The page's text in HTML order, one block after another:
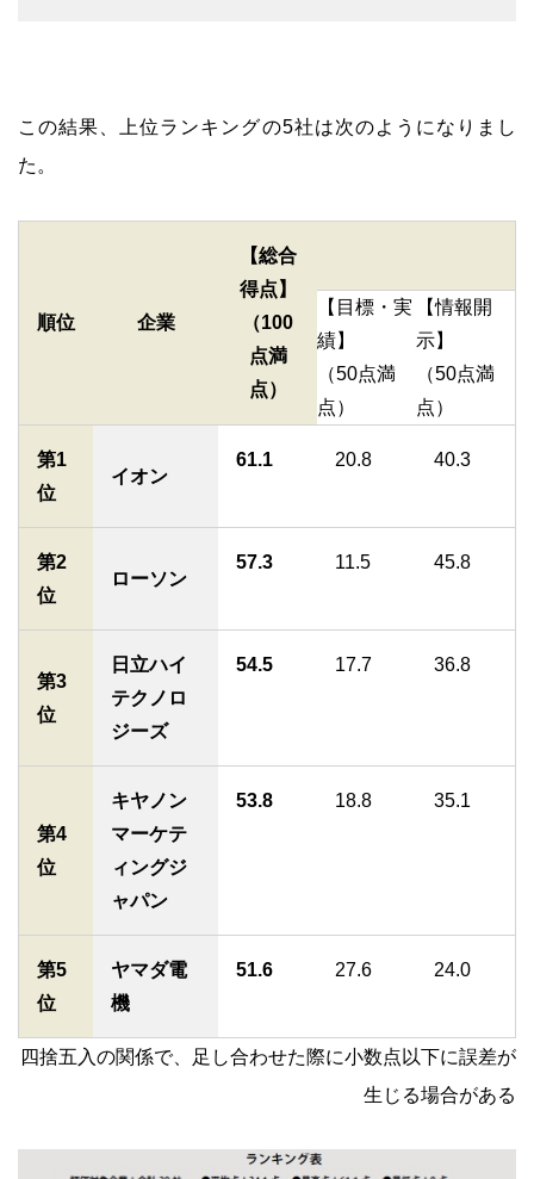
この結果、上位ランキングの5社は次のようになりまし
た。
順位 企業
【総合
得点】
（100
点満
点）
【目標・実
績】
（50点満
点）
【情報開
示】
（50点満
点）
第1
位
イオン
61.1 20.8 40.3
第2
位
ローソン
57.3 11.5 45.8
第3
位
日立ハイ
テクノロ
ジーズ
54.5 17.7 36.8
第4
位
キヤノン
マーケテ
ィングジ
ャパン
53.8 18.8 35.1
第5
位
ヤマダ電
機
51.6 27.6 24.0
四捨五入の関係で、足し合わせた際に小数点以下に誤差が
生じる場合がある